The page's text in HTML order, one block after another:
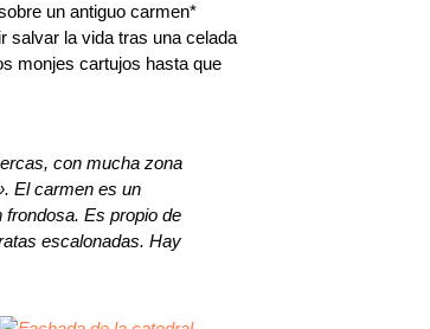
un antiguo carmen*
salvar la vida tras una celada
monjes cartujos hasta que
con mucha zona
El carmen es un
Es propio de
escalonadas. Hay